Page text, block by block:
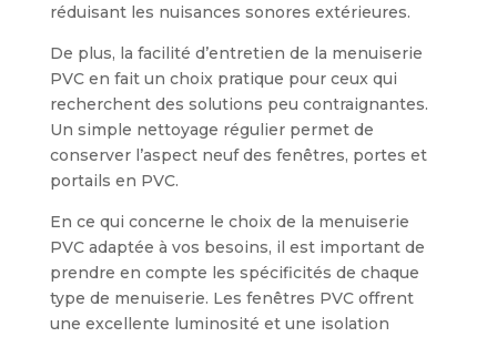
réduisant les nuisances sonores extérieures.
De plus, la facilité d’entretien de la menuiserie
PVC en fait un choix pratique pour ceux qui
recherchent des solutions peu contraignantes.
Un simple nettoyage régulier permet de
conserver l’aspect neuf des fenêtres, portes et
portails en PVC.
En ce qui concerne le choix de la menuiserie
PVC adaptée à vos besoins, il est important de
prendre en compte les spécificités de chaque
type de menuiserie. Les fenêtres PVC offrent
une excellente luminosité et une isolation